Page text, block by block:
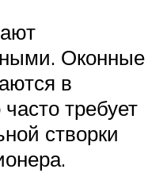
Оконные
в
требует
створки